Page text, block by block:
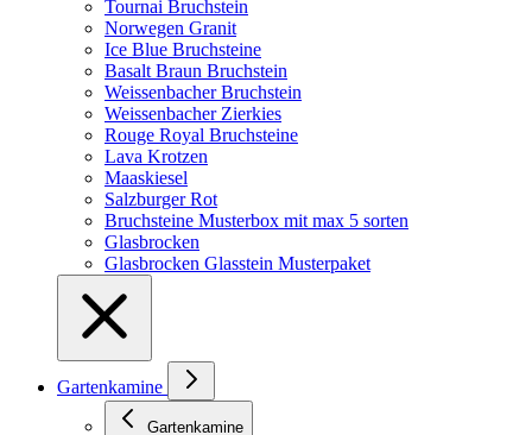
Tournai Bruchstein
Norwegen Granit
Ice Blue Bruchsteine
Basalt Braun Bruchstein
Weissenbacher Bruchstein
Weissenbacher Zierkies
Rouge Royal Bruchsteine
Lava Krotzen
Maaskiesel
Salzburger Rot
Bruchsteine Musterbox mit max 5 sorten
Glasbrocken
Glasbrocken Glasstein Musterpaket
Gartenkamine
Gartenkamine